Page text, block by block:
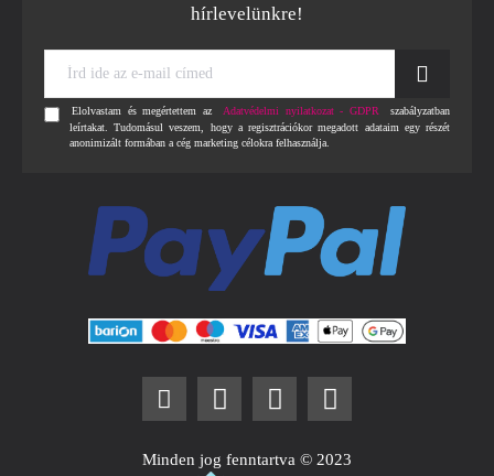
hírlevelünkre!
az
e-
Elolvastam és megértettem az Adatvédelmi nyilatkozat - GDPR
szabályzatban
leírtakat. Tudomásul veszem, hogy a regisztrációkor megadott adataim egy részét
anonimizált formában a cég marketing célokra felhasználja.
Minden jog fenntartva © 2023